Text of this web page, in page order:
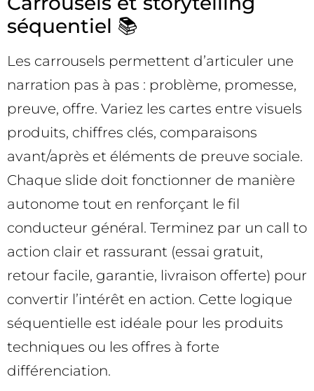
séquentiel 📚
Les carrousels permettent d’articuler une
narration pas à pas : problème, promesse,
preuve, offre. Variez les cartes entre visuels
produits, chiffres clés, comparaisons
avant/après et éléments de preuve sociale.
Chaque slide doit fonctionner de manière
autonome tout en renforçant le fil
conducteur général. Terminez par un call to
action clair et rassurant (essai gratuit,
retour facile, garantie, livraison offerte) pour
convertir l’intérêt en action. Cette logique
séquentielle est idéale pour les produits
techniques ou les offres à forte
différenciation.